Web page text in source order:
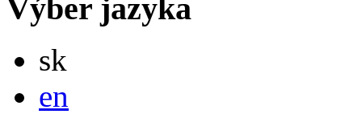
Výber jazyka
sk
en